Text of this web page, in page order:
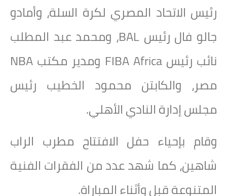
رئيس الاتحاد المصري لكرة السلة، وأمادو
جالو فال رئيس BAL، ومحمد عبد المطلب
نائب رئيس FIBA Africa ومدير مكتب NBA
مصر، والكابتن محمود الخطيب رئيس
مجلس إدارة النادي الأهلي.
وقام بإحياء حفل الافتتاح مطرب الراب
شاهين، كما شهد عدد من الفقرات الفنية
المتنوعة قبل وأثناء المباراة.